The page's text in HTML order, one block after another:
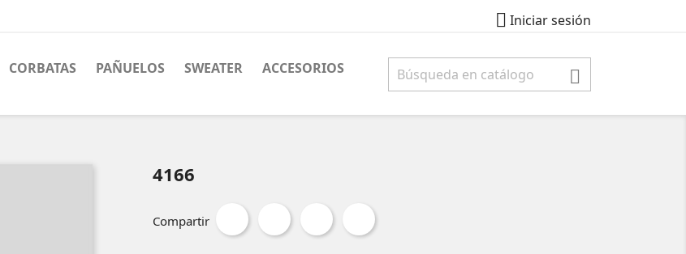
 Iniciar sesión
CORBATAS PAÑUELOS SWEATER ACCESORIOS 
4166
Compartir